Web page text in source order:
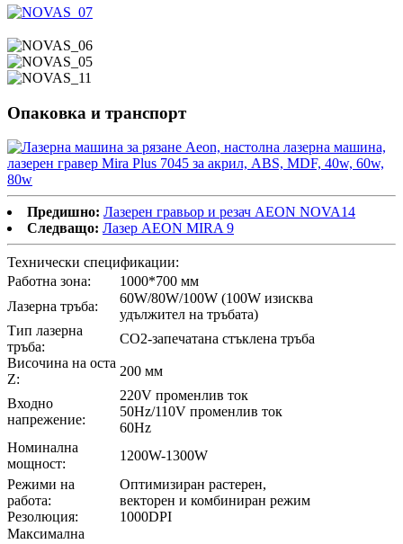
Опаковка и транспорт
Предишно: Лазерен гравьор и резач AEON NOVA14
Следващо: Лазер AEON MIRA 9
Технически спецификации:
Работна зона:
1000*700 мм
Лазерна тръба:
60W/80W/100W (100W изисква
удължител на тръбата)
Тип лазерна
тръба:
CO2-запечатана стъклена тръба
Височина на оста
Z:
200 мм
Входно
напрежение:
220V променлив ток
50Hz/110V променлив ток
60Hz
Номинална
мощност:
1200W-1300W
Режими на
работа:
Оптимизиран растерен,
векторен и комбиниран режим
Резолюция:
1000DPI
Максимална